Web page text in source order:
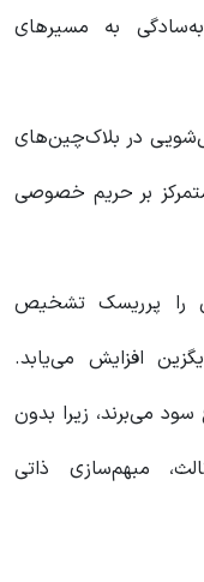
به‌سادگی به مسیرهای
در بلاک‌چین‌های
بر حریم خصوصی
را پرریسک تشخیص
افزایش می‌یابد.
می‌برند، زیرا بدون
مبهم‌سازی ذاتی